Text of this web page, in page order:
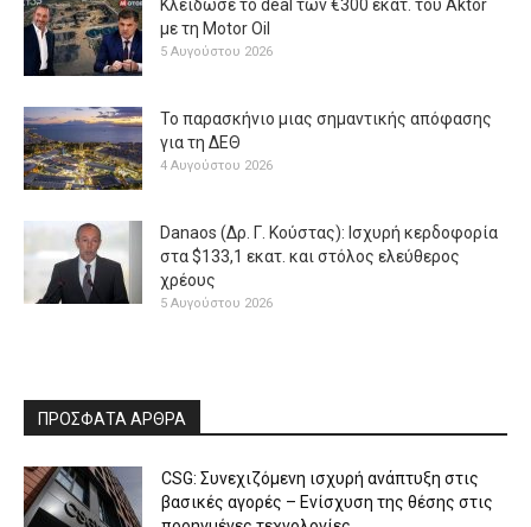
Κλείδωσε το deal των €300 εκατ. του Aktor
με τη Μotor Oil
5 Αυγούστου 2026
Το παρασκήνιο μιας σημαντικής απόφασης
για τη ΔΕΘ
4 Αυγούστου 2026
Danaos (Δρ. Γ. Κούστας): Ισχυρή κερδοφορία
στα $133,1 εκατ. και στόλος ελεύθερος
χρέους
5 Αυγούστου 2026
ΠΡΟΣΦΑΤΑ ΑΡΘΡΑ
CSG: Συνεχιζόμενη ισχυρή ανάπτυξη στις
βασικές αγορές – Ενίσχυση της θέσης στις